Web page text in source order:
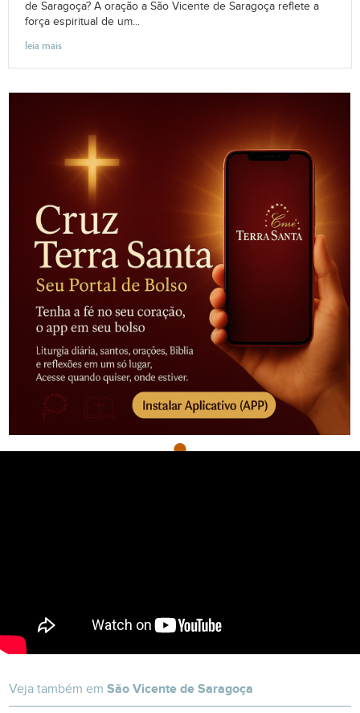
de Saragoça? A oração a São Vicente de Saragoça reflete a
força espiritual de um...
leia mais
Veja também emSão Vicente de Saragoça